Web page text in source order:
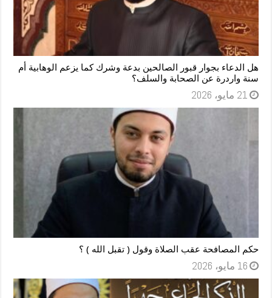
هل الدعاء بجوار قبور الصالحين بدعة وشرك كما يزعم الوهابية أم
سنة واردرة عن الصحابة والسلف؟
21 مايو، 2026
حكم المصافحة عقب الصلاة وقول ( تقبل الله ) ؟
16 مايو، 2026